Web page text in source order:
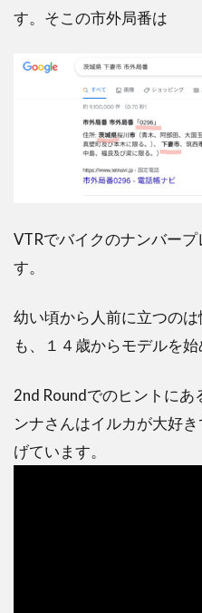
す。そこの市外局番は
VTRでバイクのナンバー
す。
幼い頃から人前に立つの
も、１４歳からモデルを始
2nd Roundでのヒントに
ンナさんはイルカが大好
げています。